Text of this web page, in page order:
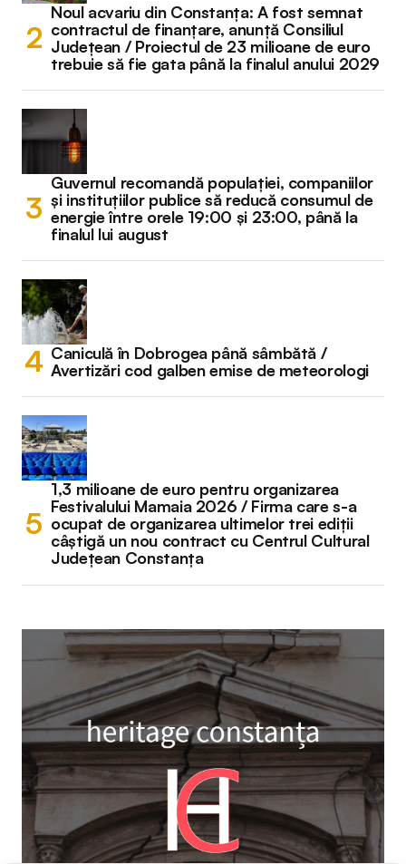
Noul acvariu din Constanța: A fost semnat
contractul de finanțare, anunță Consiliul
Județean / Proiectul de 23 milioane de euro
trebuie să fie gata până la finalul anului 2029
Guvernul recomandă populației, companiilor
și instituțiilor publice să reducă consumul de
energie între orele 19:00 și 23:00, până la
finalul lui august
Caniculă în Dobrogea până sâmbătă /
Avertizări cod galben emise de meteorologi
1,3 milioane de euro pentru organizarea
Festivalului Mamaia 2026 / Firma care s-a
ocupat de organizarea ultimelor trei ediții
câștigă un nou contract cu Centrul Cultural
Județean Constanța